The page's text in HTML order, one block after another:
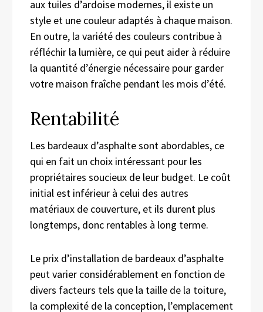
aux tuiles d’ardoise modernes, il existe un
style et une couleur adaptés à chaque maison.
En outre, la variété des couleurs contribue à
réfléchir la lumière, ce qui peut aider à réduire
la quantité d’énergie nécessaire pour garder
votre maison fraîche pendant les mois d’été.
Rentabilité
Les bardeaux d’asphalte sont abordables, ce
qui en fait un choix intéressant pour les
propriétaires soucieux de leur budget. Le coût
initial est inférieur à celui des autres
matériaux de couverture, et ils durent plus
longtemps, donc rentables à long terme.
Le prix d’installation de bardeaux d’asphalte
peut varier considérablement en fonction de
divers facteurs tels que la taille de la toiture,
la complexité de la conception, l’emplacement